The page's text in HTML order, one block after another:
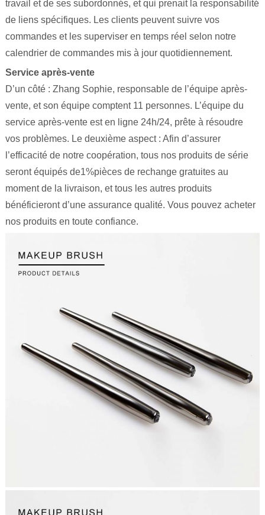
travail et de ses subordonnés, et qui prenait la responsabilité
de liens spécifiques. Les clients peuvent suivre vos
commandes et les superviser en temps réel selon notre
calendrier de commandes mis à jour quotidiennement.
Service après-vente
D’un côté : Zhang Sophie, responsable de l’équipe après-
vente, et son équipe comptent 11 personnes. L’équipe du
service après-vente est en ligne 24h/24, prête à résoudre
vos problèmes. Le deuxième aspect : Afin d’assurer
l’efficacité de notre coopération, tous nos produits de série
seront équipés de1%pièces de rechange gratuites au
moment de la livraison, et tous les autres produits
bénéficieront d’une assurance qualité. Vous pouvez acheter
nos produits en toute confiance.